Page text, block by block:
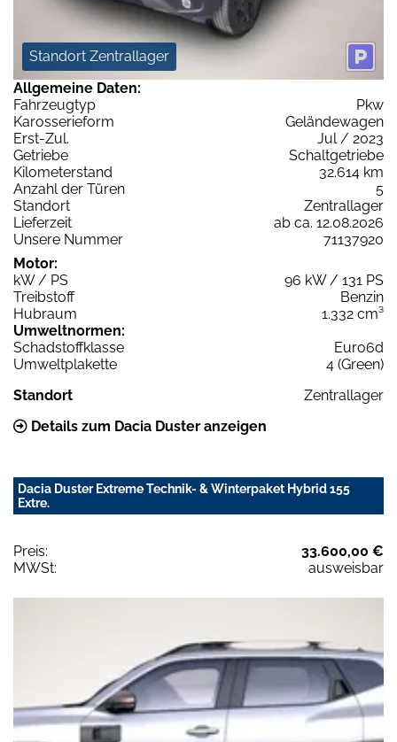
Standort Zentrallager
Allgemeine Daten:
Fahrzeugtyp
Pkw
Karosserieform
Geländewagen
Erst-Zul.
Jul / 2023
Getriebe
Schaltgetriebe
Kilometerstand
32.614 km
Anzahl der Türen
5
Standort
Zentrallager
Lieferzeit
ab ca. 12.08.2026
Unsere Nummer
71137920
Motor:
kW / PS
96 kW / 131 PS
Treibstoff
Benzin
Hubraum
1.332 cm³
Umweltnormen:
Schadstoffklasse
Euro6d
Umweltplakette
4 (Green)
Standort
Zentrallager
Details zum Dacia Duster anzeigen
Dacia Duster Extreme Technik- & Winterpaket Hybrid 155
Extre.
Preis:
33.600,00 €
MWSt:
ausweisbar